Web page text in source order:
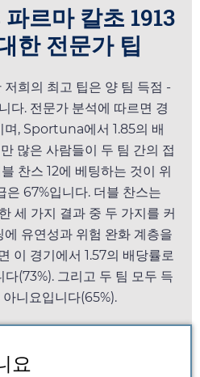
르마 칼초 1913
한 전문가 팁
희의 최고 팁은 양 팀 득점 -
다. 전문가 분석에 따르면 경
며, Sportuna에서 1.85의 배
많은 사람들이 두 팀 간의 접
찬스 12에 베팅하는 것이 위
은 67%입니다. 더블 찬스는
세 가지 결과 중 두 가지를 커
유연성과 위험 완화 계층을
이 경기에서 1.57의 배당률로
(73%). 그리고 두 팀 모두 득
니요입니다(65%).
요